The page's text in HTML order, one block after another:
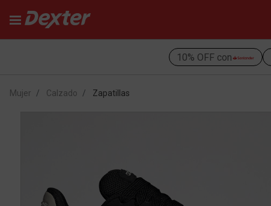
10% OFF con
Mujer Calzado Zapatillas